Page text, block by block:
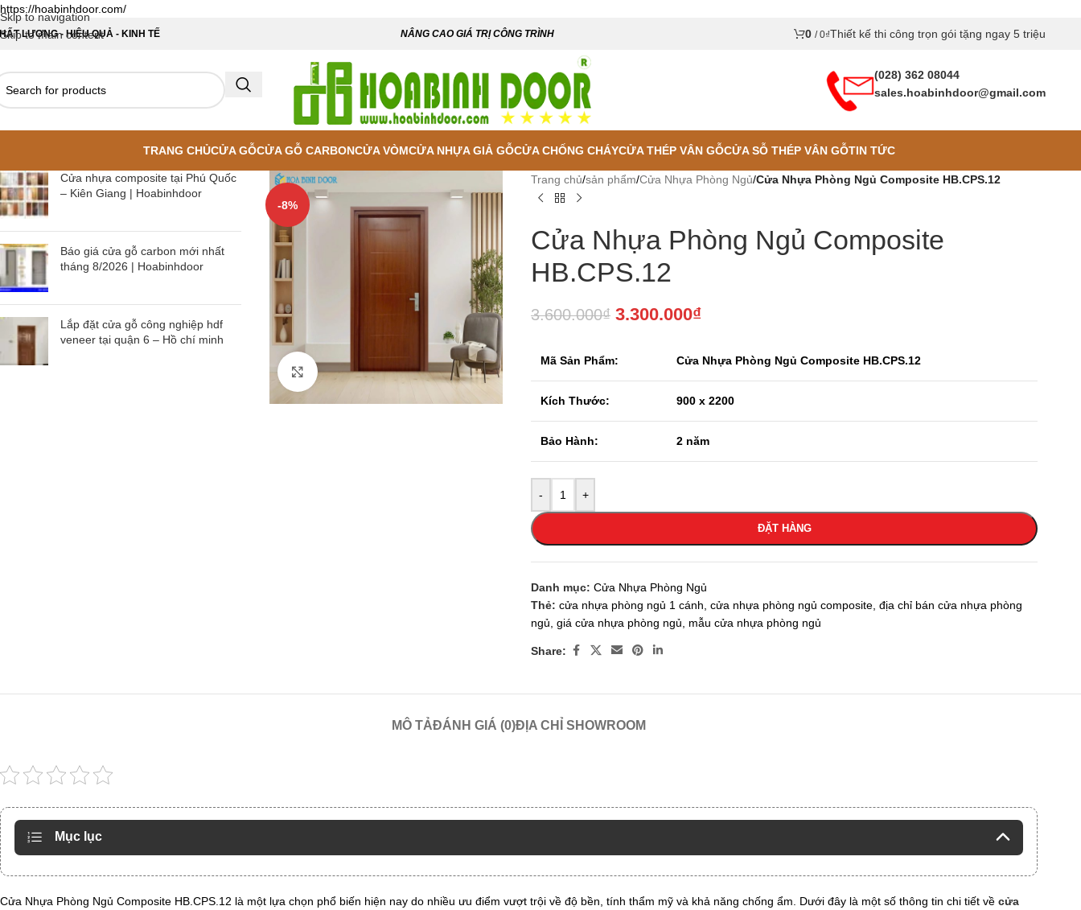
https://hoabinhdoor.com/
Skip to navigation
Skip to main content
LƯỢNG - HIỆU QUẢ - KINH TẾ NÂNG CAO GIÁ TRỊ CÔNG TRÌNH 0 / 0₫Thiết kế thi công trọn gói tặng ngay 5 triệu
(028) 362 08044
sales.hoabinhdoor@gmail.com
TRANG CHỦCỬA GỖCỬA GỖ CARBONCỬA VÒMCỬA NHỰA GIẢ GỖCỬA CHỐNG CHÁYCỬA THÉP VÂN GỖCỬA SỖ THÉP VÂN GỖTIN TỨC
Cửa nhựa composite tại Phú Quốc
– Kiên Giang | Hoabinhdoor
Báo giá cửa gỗ carbon mới nhất
tháng 8/2026 | Hoabinhdoor
Lắp đặt cửa gỗ công nghiệp hdf
veneer tại quận 6 – Hồ chí minh
-8%
Click to enlarge
Trang chủ/sản phẩm/Cửa Nhựa Phòng Ngủ/Cửa Nhựa Phòng Ngủ Composite HB.CPS.12
Cửa Nhựa Phòng Ngủ Composite
HB.CPS.12
3.600.000₫ 3.300.000₫
Mã Sản Phẩm: Cửa Nhựa Phòng Ngủ Composite HB.CPS.12
Kích Thước: 900 x 2200
Bảo Hành: 2 năm
- +
ĐẶT HÀNG
Danh mục: Cửa Nhựa Phòng Ngủ
Thẻ: cửa nhựa phòng ngủ 1 cánh cửa nhựa phòng ngủ composite địa chỉ bán cửa nhựa phòng
ngủ giá cửa nhựa phòng ngủ mẫu cửa nhựa phòng ngủ
Share:
MÔ TẢĐÁNH GIÁ (0)ĐỊA CHỈ SHOWROOM
Mục lục
Cửa Nhựa Phòng Ngủ Composite HB.CPS.12 là một lựa chọn phổ biến hiện nay do nhiều ưu điểm vượt trội về độ bền, tính thẩm mỹ và khả năng chống ẩm. Dưới đây là một số thông tin chi tiết về cửa